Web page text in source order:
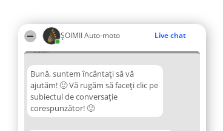
ȘOIMII Auto-moto Live chat
03:01
Bună, suntem încântați să vă
ajutăm! 🙂 Vă rugăm să faceți clic pe
subiectul de conversație
corespunzător! 🙂